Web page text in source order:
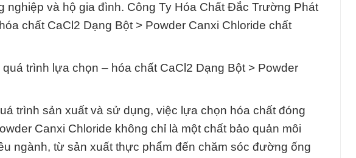
nghiệp và hộ gia đình. Công Ty Hóa Chất Đắc Trường Phát
chất CaCl2 Dạng Bột > Powder Canxi Chloride chất
trình lựa chọn – hóa chất CaCl2 Dạng Bột > Powder
trình sản xuất và sử dụng, việc lựa chọn hóa chất đóng
Canxi Chloride không chỉ là một chất bảo quản môi
ngành, từ sản xuất thực phẩm đến chăm sóc đường ống